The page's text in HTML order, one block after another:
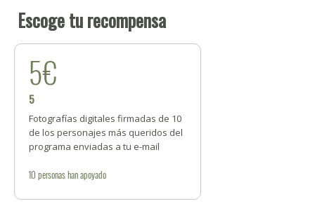
Escoge tu recompensa
5€
5
Fotografías digitales firmadas de 10
de los personajes más queridos del
programa enviadas a tu e-mail
10 personashan apoyado